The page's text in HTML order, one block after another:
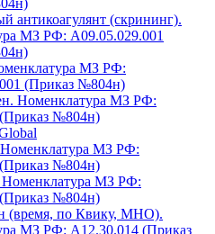
антикоагулянт (скрининг).
МЗ РФ: A09.05.029.001
МЗ РФ:
(Приказ №804н)
Номенклатура МЗ РФ:
№804н)
МЗ РФ:
№804н)
МЗ РФ:
№804н)
(время, по Квику, МНО).
МЗ РФ: A12.30.014 (Приказ